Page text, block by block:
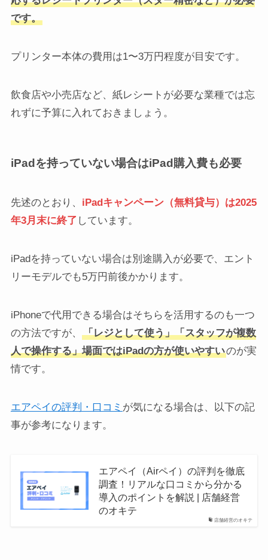
です。
プリンター本体の費用は1〜3万円程度が目安です。
飲食店や小売店など、紙レシートが必要な業種では忘
れずに予算に入れておきましょう。
iPadを持っていない場合はiPad購入費も必要
先述のとおり、 iPadキャンペーン（無料貸与）は2025
年3月末に終了 しています。
iPadを持っていない場合は別途購入が必要で、エント
リーモデルでも5万円前後かかります。
iPhoneで代用できる場合はそちらを活用するのも一つ
の方法ですが、
「レジとして使う」「スタッフが複数
人で操作する」場面ではiPadの方が使いやすいのが実
情です。
エアペイの評判・口コミ が気になる場合は、以下の記
事が参考になります。
店舗経営のオキテ
エアペイ（Airペイ）の評判を徹底
調査！リアルな口コミから分かる
導入のポイントを解説 | 店舗経営
のオキテ